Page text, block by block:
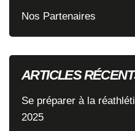
Nos Partenaires
ARTICLES
Se préparer à la
2025